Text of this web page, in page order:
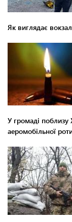
Як виглядає
У громаді
аеромобільної